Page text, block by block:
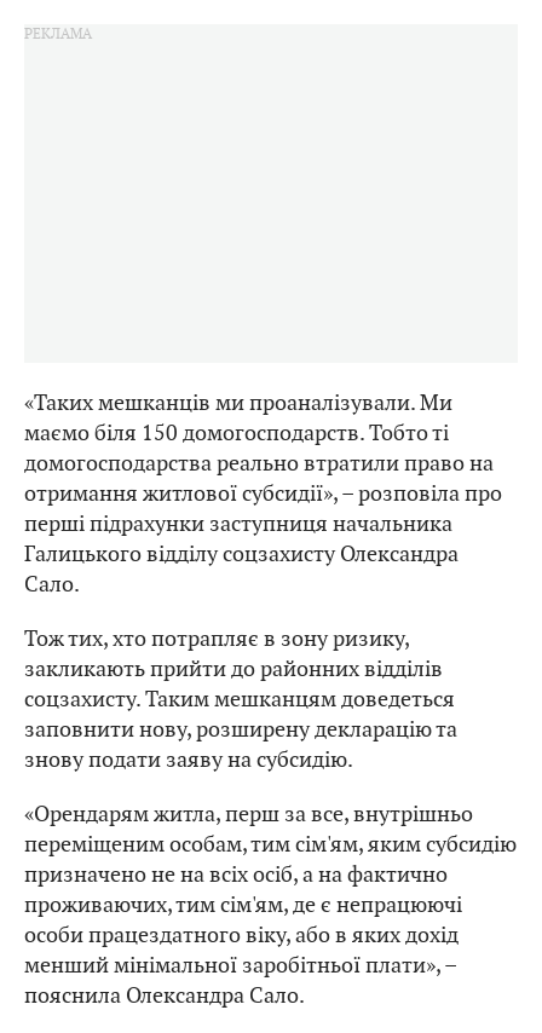
«Таких мешканців ми проаналізували. Ми
маємо біля 150 домогосподарств. Тобто ті
домогосподарства реально втратили право на
отримання житлової субсидії», – розповіла про
перші підрахунки заступниця начальника
Галицького відділу соцзахисту Олександра
Сало.
Тож тих, хто потрапляє в зону ризику,
закликають прийти до районних відділів
соцзахисту. Таким мешканцям доведеться
заповнити нову, розширену декларацію та
знову подати заяву на субсидію.
«Орендарям житла, перш за все, внутрішньо
переміщеним особам, тим сім'ям, яким субсидію
призначено не на всіх осіб, а на фактично
проживаючих, тим сім'ям, де є непрацюючі
особи працездатного віку, або в яких дохід
менший мінімальної заробітньої плати», –
пояснила Олександра Сало.